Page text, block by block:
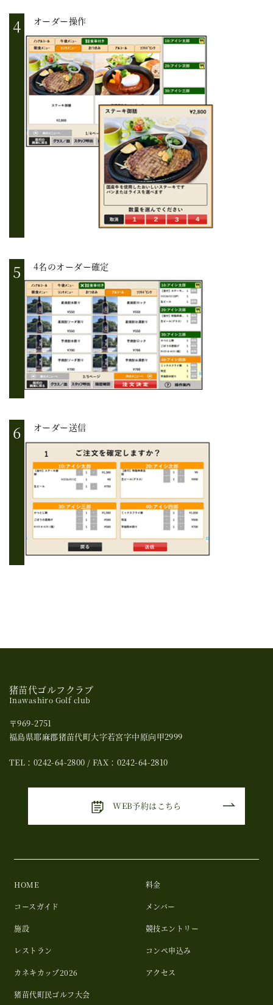
オーダー操作
4名のオーダー確定
オーダー送信
猪苗代ゴルフクラブ
Inawashiro Golf club
〒969-2751
福島県耶麻郡猪苗代町大字若宮字中原向甲2999
TEL：0242-64-2800 / FAX：0242-64-2810
WEB予約はこちら
HOME
コースガイド
施設
レストラン
カネキカップ2026
猪苗代町民ゴルフ大会
料金
メンバー
競技エントリー
コンペ申込み
アクセス